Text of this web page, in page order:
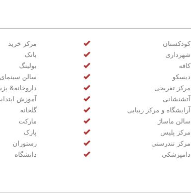
مرکز خرید کودکستان
بانک
شهرداری
بولینگ
کافه
سالن
دیسکو
داروخانه&
مرکز تفریحی
آموزش
آتشنشانی
گلخانه
آرایشگاه و مرکز زیبایی
مارکت
سالن ماساژ
پارک
مرکز پلیس
رستوران
مرکز تندرستی
دانشگاه
دامپزشکی